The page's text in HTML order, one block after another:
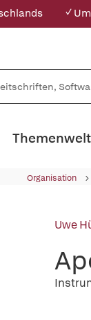
✓
Organisation
Uwe